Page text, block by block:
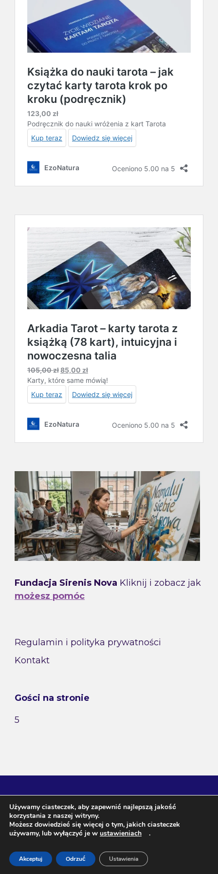
Fundacja Sirenis Nova Kliknij i zobacz jak
możesz pomóc
Regulamin i polityka prywatności
Kontakt
Gości na stronie
5
Agnieszka Janeczko / wróżka Arkadia ul. Szafirowa 3, 20-
573 Lublin NIP 713-129-67-20 Regon 431021008 Tel. 507-198-
Używamy ciasteczek, aby zapewnić najlepszą jakość
korzystania z naszej witryny.
Możesz dowiedzieć się więcej o tym, jakich ciasteczek
używamy, lub wyłączyć je w ustawieniach .
Akceptuj Odrzuć Ustawienia